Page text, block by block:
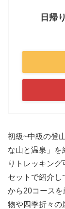
日帰
初級~中級の登
な山と温泉」を
りトレッキン
セットで紹介し
から20コース
物や四季折々の